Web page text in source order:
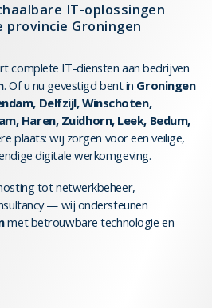
IT-oplossingen
Groningen
complete IT-diensten aan bedrijven
. Of u nu gevestigd bent in Groningen
Delfzijl, Winschoten,
Haren, Zuidhorn, Leek, Bedum,
plaats: wij zorgen voor een veilige,
digitale werkomgeving.
tot netwerkbeheer,
— wij ondersteunen
met betrouwbare technologie en